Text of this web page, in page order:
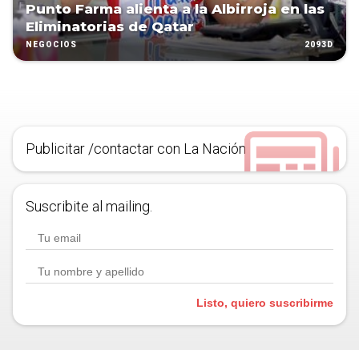
Punto Farma alienta a la Albirroja en las
Eliminatorias de Qatar
NEGOCIOS 2093D
Publicitar /contactar con La Nación
Suscribite al mailing.
Listo, quiero suscribirme